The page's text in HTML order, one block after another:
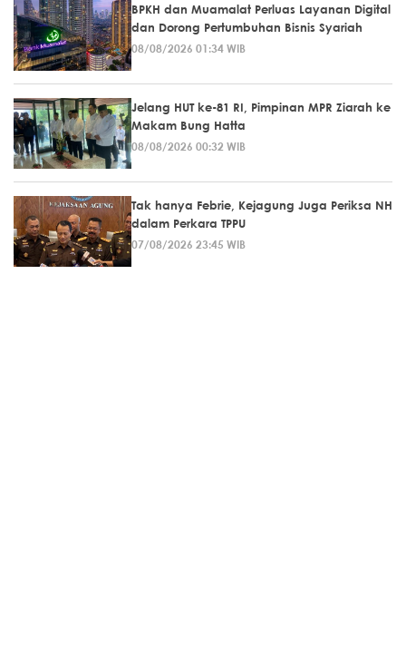
BPKH dan Muamalat Perluas Layanan Digital
dan Dorong Pertumbuhan Bisnis Syariah
08/08/2026 01:34 WIB
Jelang HUT ke-81 RI, Pimpinan MPR Ziarah ke
Makam Bung Hatta
08/08/2026 00:32 WIB
Tak hanya Febrie, Kejagung Juga Periksa NH
dalam Perkara TPPU
07/08/2026 23:45 WIB